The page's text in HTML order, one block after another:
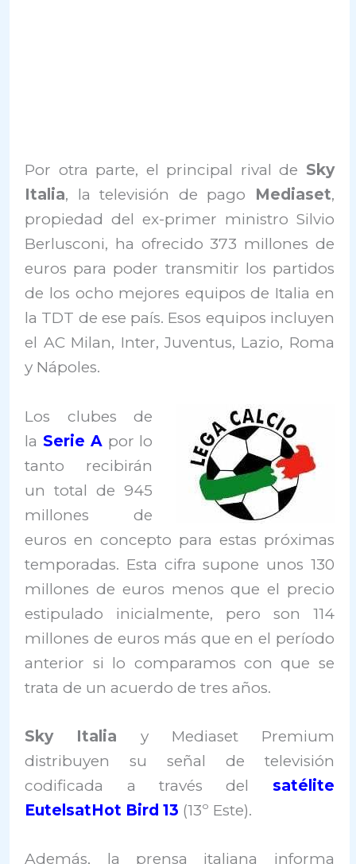
Por otra parte, el principal rival de Sky
Italia, la televisión de pago Mediaset,
propiedad del ex-primer ministro Silvio
Berlusconi, ha ofrecido 373 millones de
euros para poder transmitir los partidos
de los ocho mejores equipos de Italia en
la TDT de ese país. Esos equipos incluyen
el AC Milan, Inter, Juventus, Lazio, Roma
y Nápoles.
Los clubes de
la Serie Apor lo
tanto recibirán
un total de 945
millones de
euros en concepto para estas próximas
temporadas. Esta cifra supone unos 130
millones de euros menos que el precio
estipulado inicialmente, pero son 114
millones de euros más que en el período
anterior si lo comparamos con que se
trata de un acuerdo de tres años.
Sky Italia y Mediaset Premium
distribuyen su señal de televisión
codificada a través del satélite
EutelsatHot Bird 13 (13º Este).
Además, la prensa italiana informa